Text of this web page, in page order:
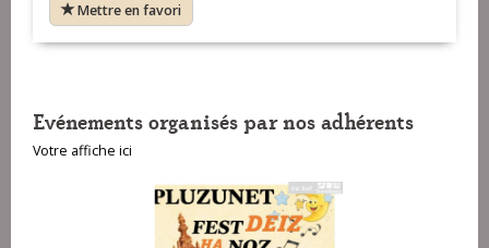
VOIR SUR LA CARTE
VOIR SUR LA CARTE
VOIR SUR LA CARTE
Mettre en favori
Evénements organisés par nos adhérents
Votre affiche ici